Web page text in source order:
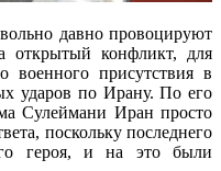
давно провоцируют
открытый конфликт, для
военного присутствия в
ударов по Ирану. По его
Сулеймани Иран просто
поскольку последнего
героя, и на это были